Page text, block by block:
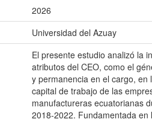
2026
Universidad del Azuay
El presente estudio analizó la
atributos del CEO, como el
y permanencia en el cargo, en
capital de trabajo de las
manufactureras ecuatorianas
2018-2022. Fundamentada en